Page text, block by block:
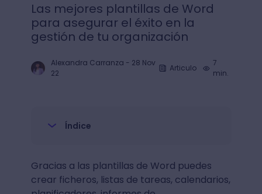
Las mejores plantillas de Word
para asegurar el éxito en la
gestión de tu organización
Alexandra Carranza - 28 Nov
22
Articulo
7
min.
Índice
Gracias a las plantillas de Word puedes
crear ficheros, listas de tareas, calendarios,